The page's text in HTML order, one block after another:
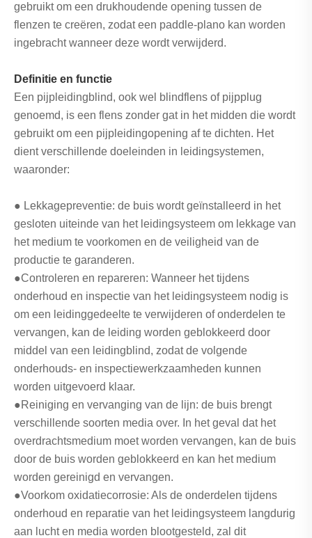
gebruikt om een ​​drukhoudende opening tussen de
flenzen te creëren, zodat een paddle-plano kan worden
ingebracht wanneer deze wordt verwijderd.
Definitie en functie
Een pijpleidingblind, ook wel blindflens of pijpplug
genoemd, is een flens zonder gat in het midden die wordt
gebruikt om een ​​pijpleidingopening af te dichten. Het
dient verschillende doeleinden in leidingsystemen,
waaronder:
● Lekkagepreventie: de buis wordt geïnstalleerd in het
gesloten uiteinde van het leidingsysteem om lekkage van
het medium te voorkomen en de veiligheid van de
productie te garanderen.
●Controleren en repareren: Wanneer het tijdens
onderhoud en inspectie van het leidingsysteem nodig is
om een ​​leidinggedeelte te verwijderen of onderdelen te
vervangen, kan de leiding worden geblokkeerd door
middel van een leidingblind, zodat de volgende
onderhouds- en inspectiewerkzaamheden kunnen
worden uitgevoerd klaar.
●Reiniging en vervanging van de lijn: de buis brengt
verschillende soorten media over. In het geval dat het
overdrachtsmedium moet worden vervangen, kan de buis
door de buis worden geblokkeerd en kan het medium
worden gereinigd en vervangen.
●Voorkom oxidatiecorrosie: Als de onderdelen tijdens
onderhoud en reparatie van het leidingsysteem langdurig
aan lucht en media worden blootgesteld, zal dit